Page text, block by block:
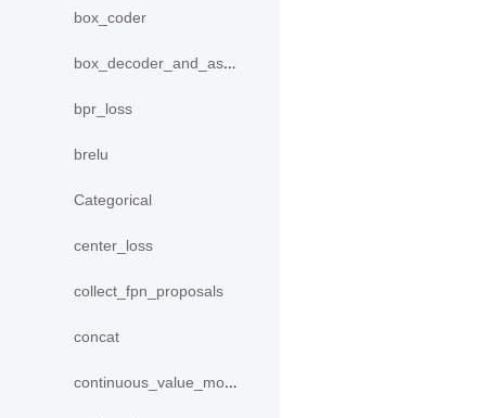
box_coder
box_decoder_and_assign
bpr_loss
brelu
Categorical
center_loss
collect_fpn_proposals
concat
continuous_value_model